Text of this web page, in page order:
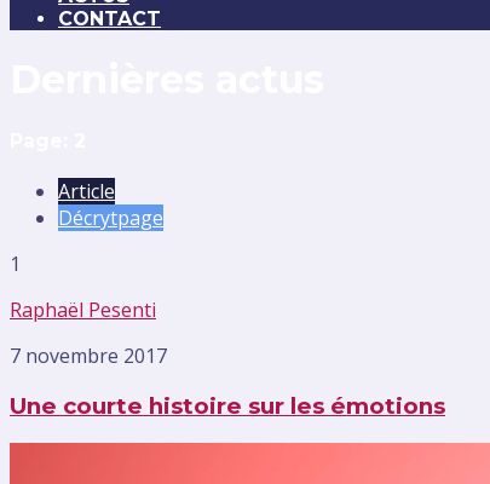
CONTACT
Article
Décrytpage
1
Raphaël Pesenti
7 novembre 2017
Une courte histoire sur les émotions